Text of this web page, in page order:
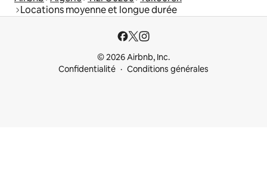
Locations moyenne et longue durée
© 2026 Airbnb, Inc.
Confidentialité
Conditions générales